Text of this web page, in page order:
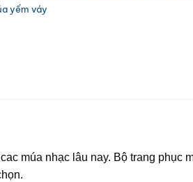
yếm váy
múa nhạc lâu nay. Bộ trang phục